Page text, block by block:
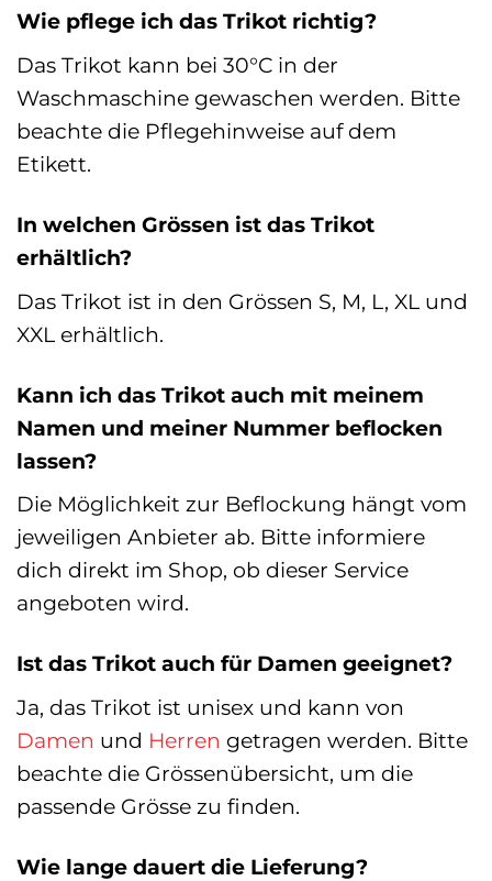
Wie pflege ich das Trikot richtig?
Das Trikot kann bei 30°C in der
Waschmaschine gewaschen werden. Bitte
beachte die Pflegehinweise auf dem
Etikett.
In welchen Grössen ist das Trikot
erhältlich?
Das Trikot ist in den Grössen S, M, L, XL und
XXL erhältlich.
Kann ich das Trikot auch mit meinem
Namen und meiner Nummer beflocken
lassen?
Die Möglichkeit zur Beflockung hängt vom
jeweiligen Anbieter ab. Bitte informiere
dich direkt im Shop, ob dieser Service
angeboten wird.
Ist das Trikot auch für Damen geeignet?
Ja, das Trikot ist unisex und kann von
Damen und Herren getragen werden. Bitte
beachte die Grössenübersicht, um die
passende Grösse zu finden.
Wie lange dauert die Lieferung?